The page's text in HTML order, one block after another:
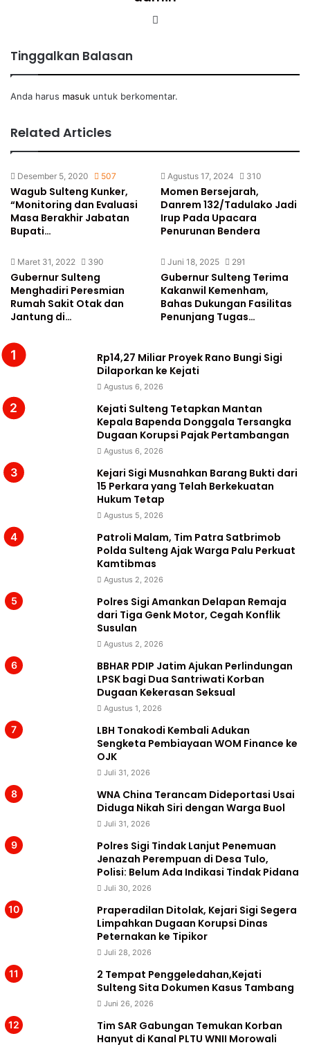
Website
Tinggalkan Balasan
Anda harus masuk untuk berkomentar.
Related Articles
Desember 5, 2020 507
Wagub Sulteng Kunker,
“Monitoring dan Evaluasi
Masa Berakhir Jabatan
Bupati…
Agustus 17, 2024 310
Momen Bersejarah,
Danrem 132/Tadulako Jadi
Irup Pada Upacara
Penurunan Bendera
Maret 31, 2022 390
Gubernur Sulteng
Menghadiri Peresmian
Rumah Sakit Otak dan
Jantung di…
Juni 18, 2025 291
Gubernur Sulteng Terima
Kakanwil Kemenham,
Bahas Dukungan Fasilitas
Penunjang Tugas…
Rp14,27 Miliar Proyek Rano Bungi Sigi
Dilaporkan ke Kejati
Agustus 6, 2026
Kejati Sulteng Tetapkan Mantan
Kepala Bapenda Donggala Tersangka
Dugaan Korupsi Pajak Pertambangan
Agustus 6, 2026
Kejari Sigi Musnahkan Barang Bukti dari
15 Perkara yang Telah Berkekuatan
Hukum Tetap
Agustus 5, 2026
Patroli Malam, Tim Patra Satbrimob
Polda Sulteng Ajak Warga Palu Perkuat
Kamtibmas
Agustus 2, 2026
Polres Sigi Amankan Delapan Remaja
dari Tiga Genk Motor, Cegah Konflik
Susulan
Agustus 2, 2026
BBHAR PDIP Jatim Ajukan Perlindungan
LPSK bagi Dua Santriwati Korban
Dugaan Kekerasan Seksual
Agustus 1, 2026
LBH Tonakodi Kembali Adukan
Sengketa Pembiayaan WOM Finance ke
OJK
Juli 31, 2026
WNA China Terancam Dideportasi Usai
Diduga Nikah Siri dengan Warga Buol
Juli 31, 2026
Polres Sigi Tindak Lanjut Penemuan
Jenazah Perempuan di Desa Tulo,
Polisi: Belum Ada Indikasi Tindak Pidana
Juli 30, 2026
Praperadilan Ditolak, Kejari Sigi Segera
Limpahkan Dugaan Korupsi Dinas
Peternakan ke Tipikor
Juli 28, 2026
2 Tempat Penggeledahan,Kejati
Sulteng Sita Dokumen Kasus Tambang
Juni 26, 2026
Tim SAR Gabungan Temukan Korban
Hanyut di Kanal PLTU WNII Morowali